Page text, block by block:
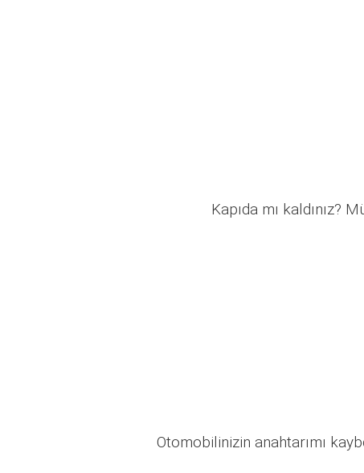
Kapıda mı kaldınız?
Otomobilinizin anahtarımı